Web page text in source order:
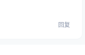
回复